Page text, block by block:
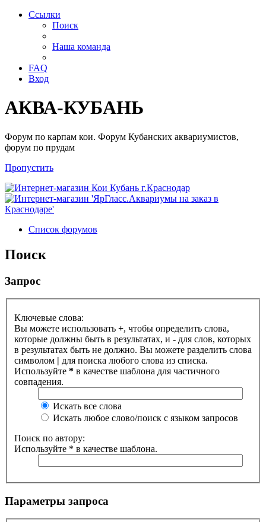
Ссылки
Поиск
Наша команда
FAQ
Вход
АКВА-КУБАНЬ
Форум по карпам кои. Форум Кубанских аквариумистов,
форум по прудам
Пропустить
Список форумов
Поиск
Запрос
Ключевые слова:
Вы можете использовать +, чтобы определить слова,
которые должны быть в результатах, и - для слов, которых
в результатах быть не должно. Вы можете разделить слова
символом | для поиска любого слова из списка.
Используйте * в качестве шаблона для частичного
совпадения.
Искать все слова
Искать любое слово/поиск с языком запросов
Поиск по автору:
Используйте * в качестве шаблона.
Параметры запроса